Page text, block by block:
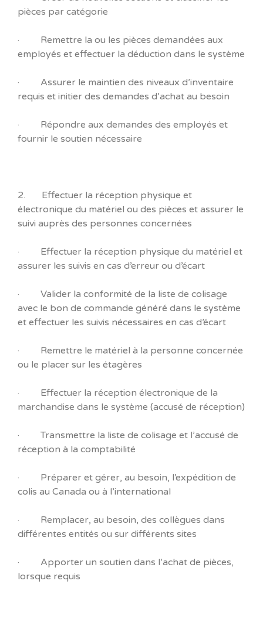
pièces par catégorie
· Remettre la ou les pièces demandées aux
employés et effectuer la déduction dans le système
· Assurer le maintien des niveaux d’inventaire
requis et initier des demandes d’achat au besoin
· Répondre aux demandes des employés et
fournir le soutien nécessaire
2. Effectuer la réception physique et
électronique du matériel ou des pièces et assurer le
suivi auprès des personnes concernées
· Effectuer la réception physique du matériel et
assurer les suivis en cas d’erreur ou d’écart
· Valider la conformité de la liste de colisage
avec le bon de commande généré dans le système
et effectuer les suivis nécessaires en cas d’écart
· Remettre le matériel à la personne concernée
ou le placer sur les étagères
· Effectuer la réception électronique de la
marchandise dans le système (accusé de réception)
· Transmettre la liste de colisage et l’accusé de
réception à la comptabilité
· Préparer et gérer, au besoin, l’expédition de
colis au Canada ou à l’international
· Remplacer, au besoin, des collègues dans
différentes entités ou sur différents sites
· Apporter un soutien dans l’achat de pièces,
lorsque requis